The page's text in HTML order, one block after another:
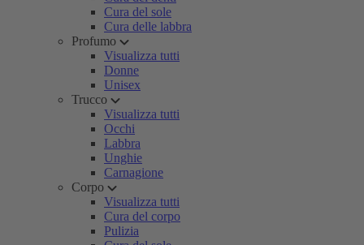
Cura del sole
Cura delle labbra
Profumo
Visualizza tutti
Donne
Unisex
Trucco
Visualizza tutti
Occhi
Labbra
Unghie
Carnagione
Corpo
Visualizza tutti
Cura del corpo
Pulizia